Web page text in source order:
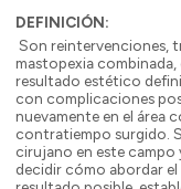
DEFINICIÓN:
Son reintervenciones,
mastopexia
resultado estético
con complicaciones
nuevamente en el área
contratiempo surgido.
cirujano en este
decidir cómo abordar